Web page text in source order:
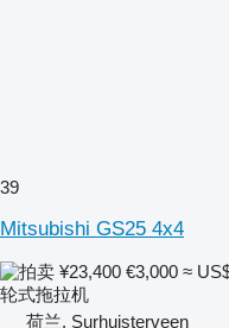
39
Mitsubishi GS25 4x4
¥23,400 €3,000 ≈
轮式拖拉机
荷兰, Surhuisterveen